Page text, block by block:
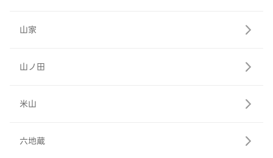
山家
山ノ田
米山
六地蔵